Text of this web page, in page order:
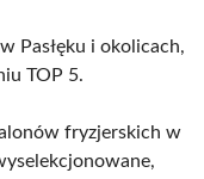
Pasłęku i okolicach,
TOP 5.
fryzjerskich w